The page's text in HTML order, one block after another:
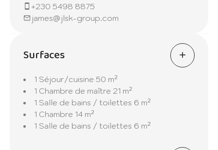
(Lots disponibles: A5, A6, C5, C6, C9, C10 au
+230 5498 8875
james@jlsk-group.com
Surfaces
1 Séjour/cuisine 50 m²
1 Chambre de maître 21 m²
1 Salle de bains / toilettes 6 m²
1 Chambre 14 m²
1 Salle de bains / toilettes 6 m²